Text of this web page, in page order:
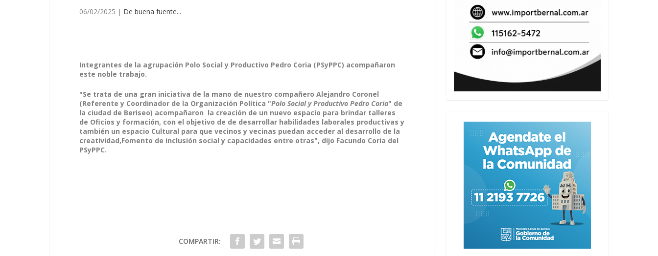
06/02/2025 | De buena fuente...
Integrantes de la agrupación Polo Social y Productivo Pedro Coria (PSyPPC) acompañaron
este noble trabajo.
"Se trata de una gran iniciativa de la mano de nuestro compañero Alejandro Coronel
(Referente y Coordinador de la Organización Política "Polo Social y Productivo Pedro Coria" de
la ciudad de Beriseo) acompañaron la creación de un nuevo espacio para brindar talleres
de Oficios y formación, con el objetivo de de desarrollar habilidades laborales productivas y
también un espacio Cultural para que vecinos y vecinas puedan acceder al desarrollo de la
creatividad,Fomento de inclusión social y capacidades entre otras", dijo Facundo Coria del
PSyPPC.
COMPARTIR: